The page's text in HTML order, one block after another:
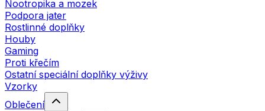
Nootropika a mozek
Podpora jater
Rostlinné doplňky
Houby
Gaming
Proti křečím
Ostatní speciální doplňky výživy
Vzorky
Oblečení